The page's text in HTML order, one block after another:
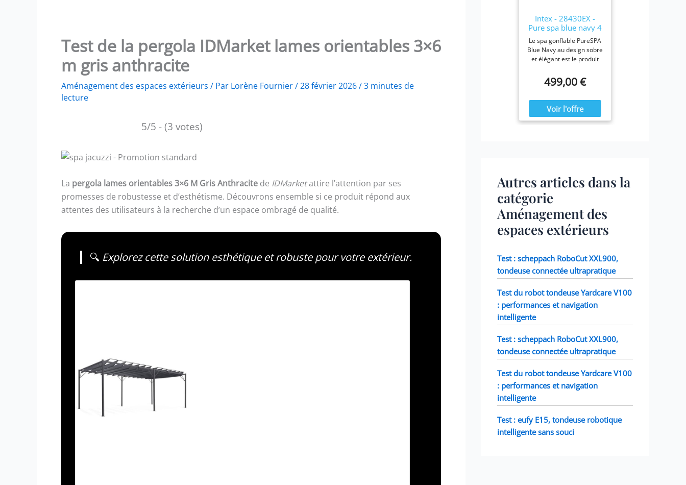
Test de la pergola IDMarket lames orientables 3×6
m gris anthracite
Aménagement des espaces extérieurs / Par Lorène Fournier/28 février 2026/3 minutes de
lecture
5/5 - (3 votes)
La pergola lames orientables 3×6 M Gris Anthracite de IDMarketattire l’attention par ses
promesses de robustesse et d’esthétisme. Découvrons ensemble si ce produit répond aux
attentes des utilisateurs à la recherche d’un espace ombragé de qualité.
🔍 Explorez cette solution esthétique et robuste pour votre extérieur.
Intex - 28430EX -
Pure spa blue navy 4
places
Le spa gonflable PureSPA
Blue Navy au design sobre
et élégant est le produit
tout au long de l'année.
Ressourcez-vous à la
hiver, confortablement
installé dans votre spa
Blue Navy.
499,00 €
Autres articles dans la
catégorie
Aménagement des
espaces extérieurs
Test : scheppach RoboCut XXL900,
tondeuse connectée ultrapratique
Test du robot tondeuse Yardcare V100
: performances et navigation
intelligente
Test : scheppach RoboCut XXL900,
tondeuse connectée ultrapratique
Test du robot tondeuse Yardcare V100
: performances et navigation
intelligente
Test : eufy E15, tondeuse robotique
intelligente sans souci